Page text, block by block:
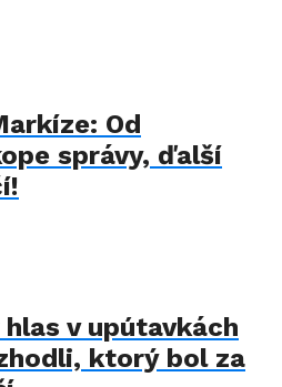
Od
správy, ďalší
v upútavkách
ktorý bol za